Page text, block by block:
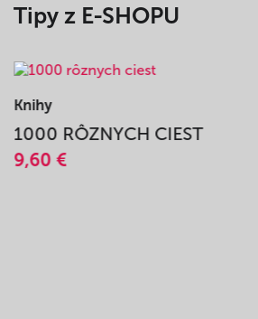
Tipy z E-SHOPU
Knihy
1000 RÔZNYCH CIEST
9,60 €